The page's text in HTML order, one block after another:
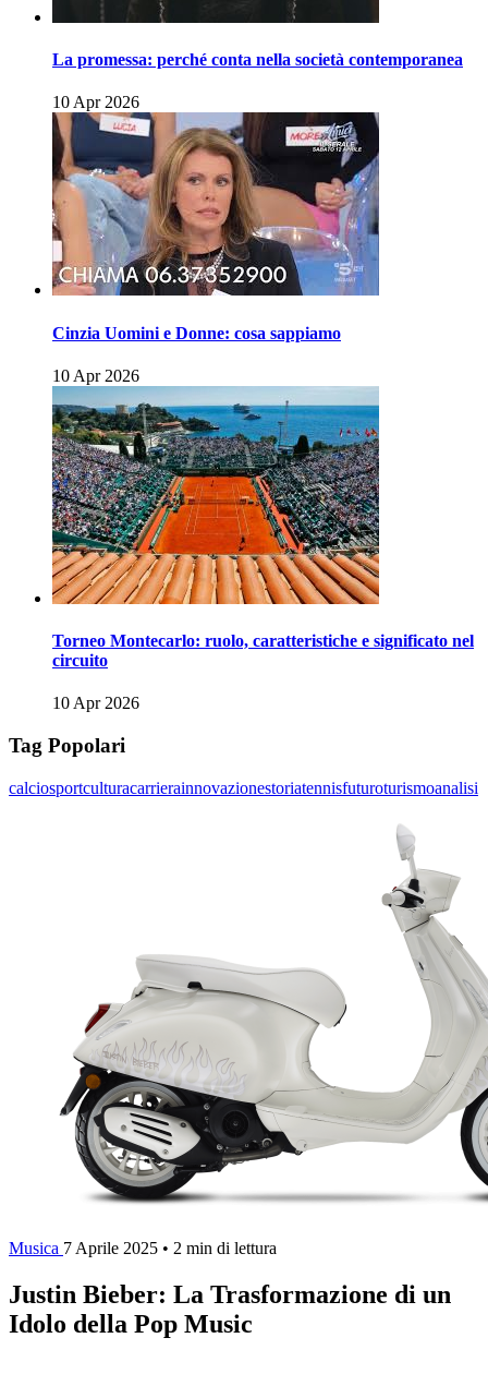
La promessa: perché conta nella società contemporanea
10 Apr 2026
Cinzia Uomini e Donne: cosa sappiamo
10 Apr 2026
Torneo Montecarlo: ruolo, caratteristiche e significato nel
circuito
10 Apr 2026
Tag Popolari
calciosportculturacarrierainnovazionestoriatennisfuturoturismoanalisi
Musica 7 Aprile 2025 • 2 min di lettura
Justin Bieber: La Trasformazione di un
Idolo della Pop Music